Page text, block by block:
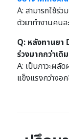
A: สามารถใช้ร่
ตัวยาทำงานคน
Q: หลังทานยา
ร่วงมากกว่าเดิ
A: เป็นภาวะผลั
แข็งแรงกว่างอ